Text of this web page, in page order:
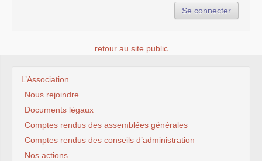
retour au site public
L’Association
Nous rejoindre
Documents légaux
Comptes rendus des assemblées générales
Comptes rendus des conseils d’administration
Nos actions